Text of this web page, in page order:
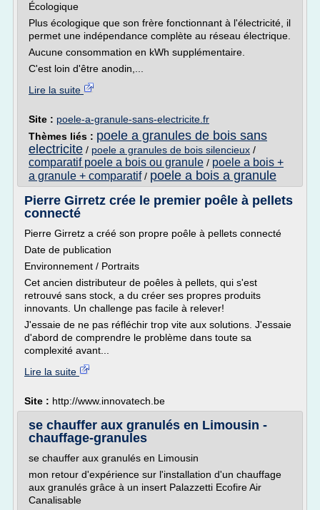
Écologique
Plus écologique que son frère fonctionnant à l'électricité, il
permet une indépendance complète au réseau électrique.
Aucune consommation en kWh supplémentaire.
C'est loin d'être anodin,...
Lire la suite
Site : poele-a-granule-sans-electricite.fr
Thèmes liés : poele a granules de bois sans
electricite / poele a granules de bois silencieux /
comparatif poele a bois ou granule / poele a bois +
a granule + comparatif/ poele a bois a granule
Pierre Girretz crée le premier poêle à pellets
connecté
Pierre Girretz a créé son propre poêle à pellets connecté
Date de publication
Environnement / Portraits
Cet ancien distributeur de poêles à pellets, qui s'est
retrouvé sans stock, a du créer ses propres produits
innovants. Un challenge pas facile à relever!
J'essaie de ne pas réfléchir trop vite aux solutions. J'essaie
d'abord de comprendre le problème dans toute sa
complexité avant...
Lire la suite
Site : http://www.innovatech.be
se chauffer aux granulés en Limousin -
chauffage-granules
se chauffer aux granulés en Limousin
mon retour d'expérience sur l'installation d'un chauffage
aux granulés grâce à un insert Palazzetti Ecofire Air
Canalisable